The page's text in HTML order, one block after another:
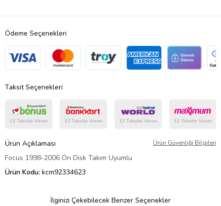
Ödeme Seçenekleri
Taksit Seçenekleri
Ürün Açıklaması Ürün Güvenliği Bilgileri
Focus 1998-2006 Ön Disk Takım Uyumlu
Ürün Kodu: kcm92334623
İlginizi Çekebilecek Benzer Seçenekler